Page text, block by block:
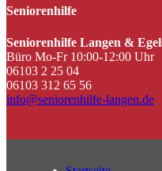
Seniorenhilfe
Seniorenhilfe Langen &
Büro Mo-Fr 10:00-12:00 Uhr
06103 2 25 04
06103 312 65 56
info@seniorenhilfe-langen.de